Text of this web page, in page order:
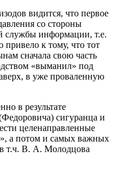
видится, что первое
со стороны
информации, т.е.
привело к тому, что тот
сначала свою часть
«выманил» под
в уже проваленную
в результате
сигуранца и
целенаправленные
а потом и самых важных
в т.ч. В. А. Молодцова